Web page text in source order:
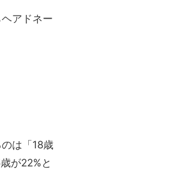
アドネー
は「18歳
が22%と